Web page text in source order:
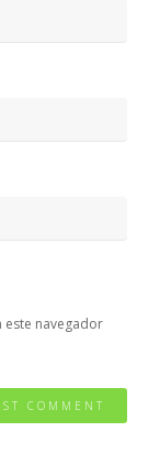
este navegador